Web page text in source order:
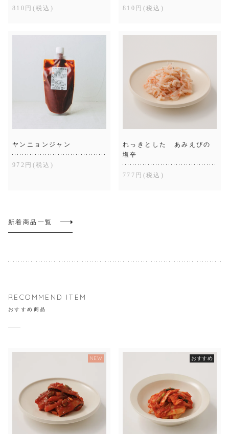
810円(税込) 810円(税込)
ヤンニョンジャン
972円(税込)
れっきとした あみえびの
塩辛
777円(税込)
新着商品一覧
RECOMMEND ITEM
おすすめ商品
NEW おすすめ